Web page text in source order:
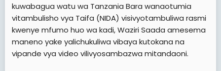
kuwabagua watu wa Tanzania Bara wanaotumia
vitambulisho vya Taifa (NIDA) visivyotambuliwa rasmi
kwenye mfumo huo wa kadi, Waziri Saada amesema
maneno yake yalichukuliwa vibaya kutokana na
vipande vya video vilivyosambazwa mitandaoni.